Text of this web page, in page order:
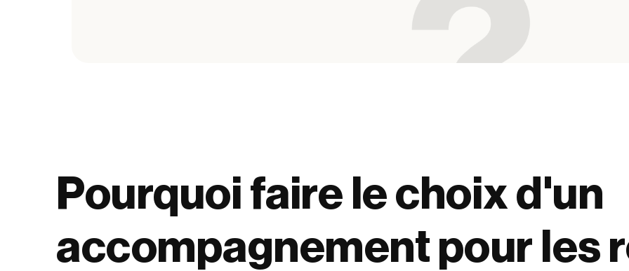
Pourquoi faire le choix d'un
accompagnement pour les